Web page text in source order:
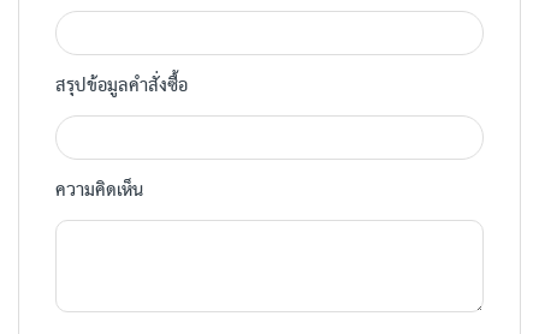
สรุปข้อมูลคำสั่งซื้อ
ความคิดเห็น